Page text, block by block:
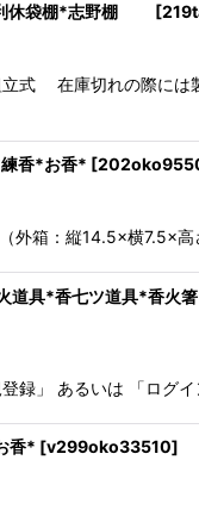
袋棚*志野棚 [
際には製作に1ヵ
香*お香* [
：縦14.5×横7.5×高
具*香七ツ道具*香火箸
」 あるいは 「ログ
香* [v299oko33510]